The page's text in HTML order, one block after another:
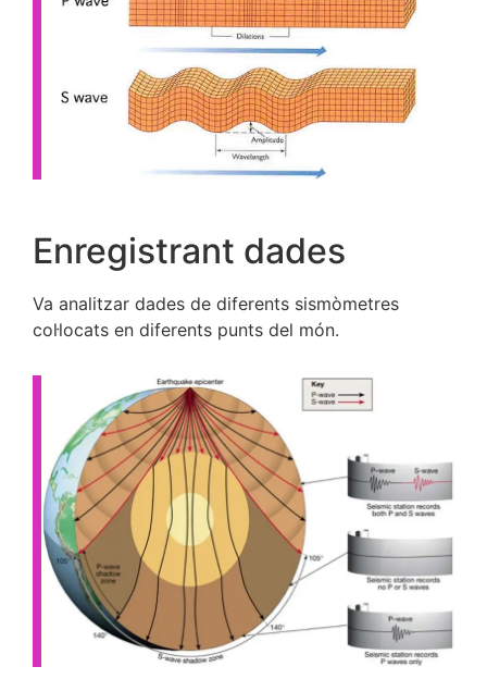
Enregistrant dades
Va analitzar dades de diferents sismòmetres
col·locats en diferents punts del món.